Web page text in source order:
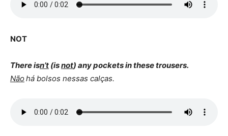
NOT
There isn’t (isnot) any pockets in these trousers.
Nãohá bolsos nessas calças.